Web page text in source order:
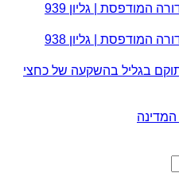
המודפסת | גליון 939
המודפסת | גליון 938
בגליל בהשקעה של כחצי
המדינה